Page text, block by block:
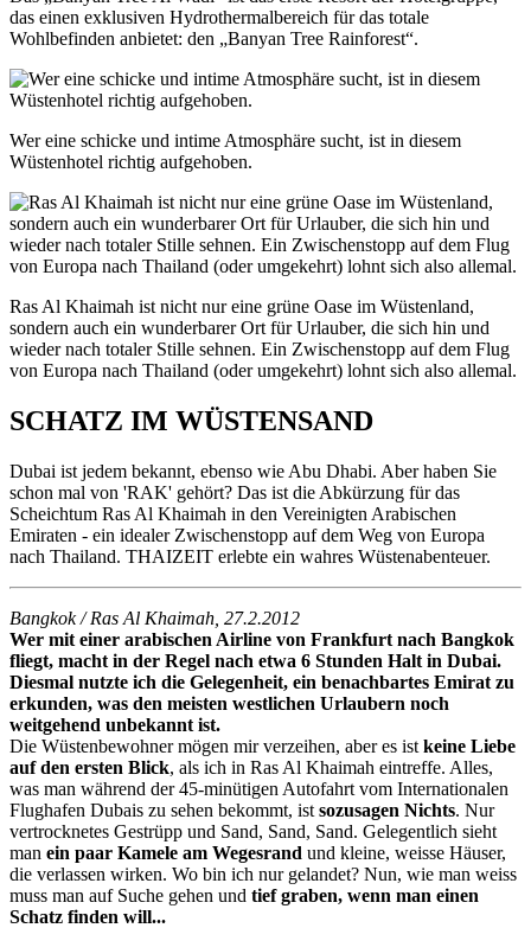
das einen exklusiven Hydrothermalbereich für das totale
Wohlbefinden anbietet: den „Banyan Tree Rainforest“.
Wer eine schicke und intime Atmosphäre sucht, ist in diesem
Wüstenhotel richtig aufgehoben.
Ras Al Khaimah ist nicht nur eine grüne Oase im Wüstenland,
sondern auch ein wunderbarer Ort für Urlauber, die sich hin und
wieder nach totaler Stille sehnen. Ein Zwischenstopp auf dem Flug
von Europa nach Thailand (oder umgekehrt) lohnt sich also allemal.
SCHATZ IM WÜSTENSAND
Dubai ist jedem bekannt, ebenso wie Abu Dhabi. Aber haben Sie
schon mal von 'RAK' gehört? Das ist die Abkürzung für das
Scheichtum Ras Al Khaimah in den Vereinigten Arabischen
Emiraten - ein idealer Zwischenstopp auf dem Weg von Europa
nach Thailand. THAIZEIT erlebte ein wahres Wüstenabenteuer.
Bangkok / Ras Al Khaimah, 27.2.2012
Wer mit einer arabischen Airline von Frankfurt nach Bangkok
fliegt, macht in der Regel nach etwa 6 Stunden Halt in Dubai.
Diesmal nutzte ich die Gelegenheit, ein benachbartes Emirat zu
erkunden, was den meisten westlichen Urlaubern noch
weitgehend unbekannt ist.
Die Wüstenbewohner mögen mir verzeihen, aber es ist keine Liebe
auf den ersten Blick, als ich in Ras Al Khaimah eintreffe. Alles,
was man während der 45-minütigen Autofahrt vom Internationalen
Flughafen Dubais zu sehen bekommt, ist sozusagen Nichts. Nur
vertrocknetes Gestrüpp und Sand, Sand, Sand. Gelegentlich sieht
man ein paar Kamele am Wegesrand und kleine, weisse Häuser,
die verlassen wirken. Wo bin ich nur gelandet? Nun, wie man weiss
muss man auf Suche gehen und tief graben, wenn man einen
Schatz finden will...